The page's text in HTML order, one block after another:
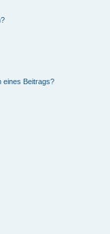
eines Beitrags?